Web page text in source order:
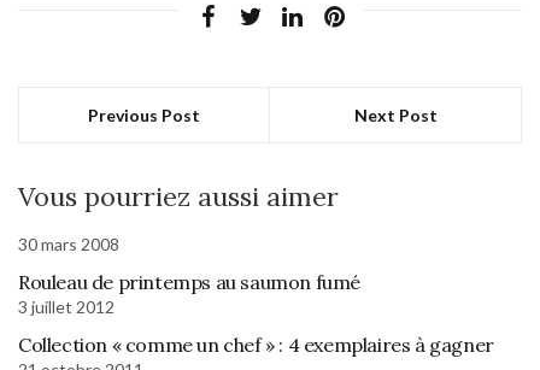
Previous Post Next Post
Vous pourriez aussi aimer
30 mars 2008
Rouleau de printemps au saumon fumé
3 juillet 2012
Collection « comme un chef » : 4 exemplaires à gagner